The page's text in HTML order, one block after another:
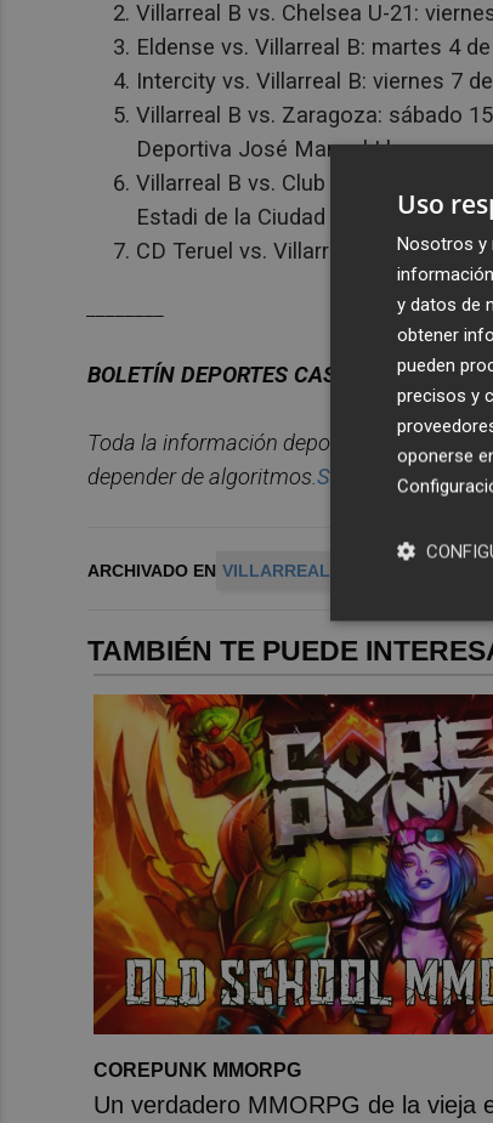
Villarreal B vs. Chelsea U-21:
Eldense vs. Villarreal B: martes 4
Intercity vs. Villarreal B: viernes 7
Villarreal B vs. Zaragoza: sábado
Deportiva José Manuel Llaneza.
Villarreal B vs. Club Gimnàstic de
Estadi de la Ciudad Deportiva José
CD Teruel vs. Villarreal B: sábado
BOLETÍN DEPORTES CASTELL ÓN
Toda la información deportiva de la
depender de algoritmos.Suscr betegratis
ARCHIVADO EN VILLARREAL CF
TAMBIÉN TE PUEDE
COREPUNK MMORPG
Un verdadero MMORPG de la vieja
Uso
Nosotros y
y datos de
obtener
pueden
precisos y
oponerse